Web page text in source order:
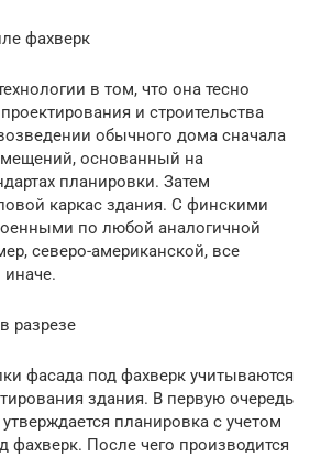
фахверк
в том, что она тесно
и строительства
обычного дома сначала
основанный на
планировки. Затем
каркас здания. С финскими
по любой аналогичной
северо-американской, все
иначе.
разрезе
фасада под фахверк учитываются
здания. В первую очередь
планировка с учетом
фахверк. После чего производится